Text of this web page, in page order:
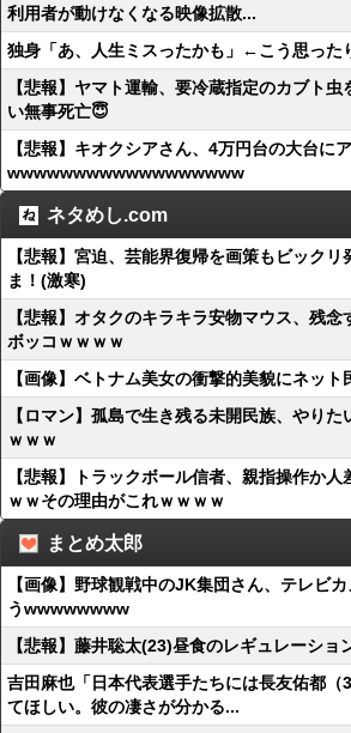
利用者が動けなくなる映像拡散...
独身「あ、人生ミスったかも」←こう思った
【悲報】ヤマト運輸、要冷蔵指定のカブト虫
い無事死亡😇
【悲報】キオクシアさん、4万円台の大台に
wwwwwwwwwwwwwwwwww
ネタめし.com
【悲報】宮迫、芸能界復帰を画策もビック
ま！(激寒)
【悲報】オタクのキラキラ安物マウス、残
ボッコｗｗｗｗ
【画像】ベトナム美女の衝撃的美貌にネット
【ロマン】孤島で生き残る未開民族、やり
ｗｗｗ
【悲報】トラックボール信者、親指操作か
ｗｗその理由がこれｗｗｗｗ
まとめ太郎
【画像】野球観戦中のJK集団さん、テレビ
うwwwwwwww
【悲報】藤井聡太(23)昼食のレギュレーシ
吉田麻也「日本代表選手たちには長友佑都（
てほしい。彼の凄さが分かる...